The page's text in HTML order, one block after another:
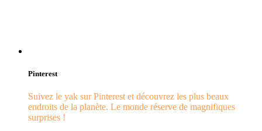
Pinterest
Suivez le yak sur Pinterest et découvrez les plus beaux
endroits de la planète. Le monde réserve de magnifiques
surprises !